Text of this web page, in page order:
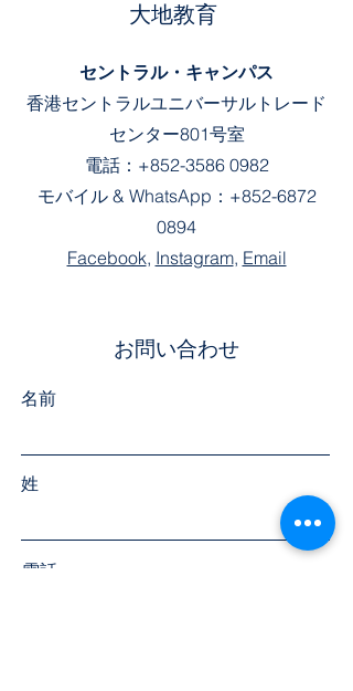
大地教育
セントラル・キャンパス
香港セントラルユニバーサルトレード
センター801号室
電話： +852-3586 0982
モバイル & WhatsApp： +852-6872
0894
Facebook, Instagram, Email
お問い合わせ
名前
姓
電話